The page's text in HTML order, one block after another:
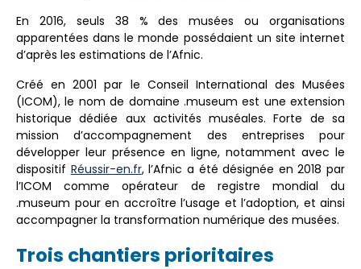
En 2016, seuls 38 % des musées ou organisations
apparentées dans le monde possédaient un site internet
d’après les estimations de l’Afnic.
Créé en 2001 par le Conseil International des Musées
(ICOM), le nom de domaine .museum est une extension
historique dédiée aux activités muséales. Forte de sa
mission d’accompagnement des entreprises pour
développer leur présence en ligne, notamment avec le
dispositif Réussir-en.fr, l’Afnic a été désignée en 2018 par
l’ICOM comme opérateur de registre mondial du
.museum pour en accroître l’usage et l’adoption, et ainsi
accompagner la transformation numérique des musées.
Trois chantiers prioritaires